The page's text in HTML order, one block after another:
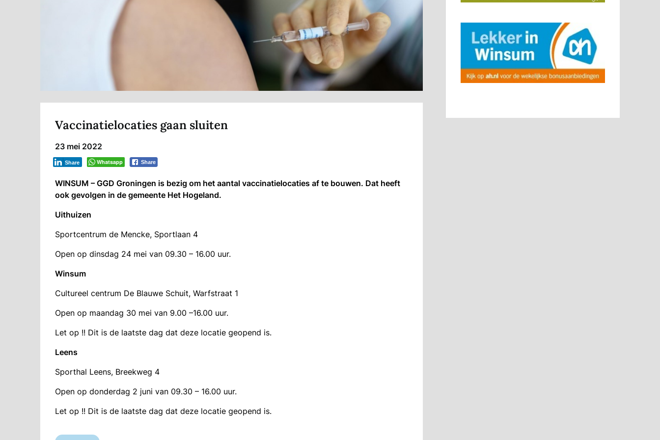
Vaccinatielocaties gaan sluiten
23 mei 2022
Whatsapp Share
Share
WINSUM – GGD Groningen is bezig om het aantal vaccinatielocaties af te bouwen. Dat heeft
ook gevolgen in de gemeente Het Hogeland.
Uithuizen
Sportcentrum de Mencke, Sportlaan 4
Open op dinsdag 24 mei van 09.30 – 16.00 uur.
Winsum
Cultureel centrum De Blauwe Schuit, Warfstraat 1
Open op maandag 30 mei van 9.00 –16.00 uur.
Let op !! Dit is de laatste dag dat deze locatie geopend is.
Leens
Sporthal Leens, Breekweg 4
Open op donderdag 2 juni van 09.30 – 16.00 uur.
Let op !! Dit is de laatste dag dat deze locatie geopend is.